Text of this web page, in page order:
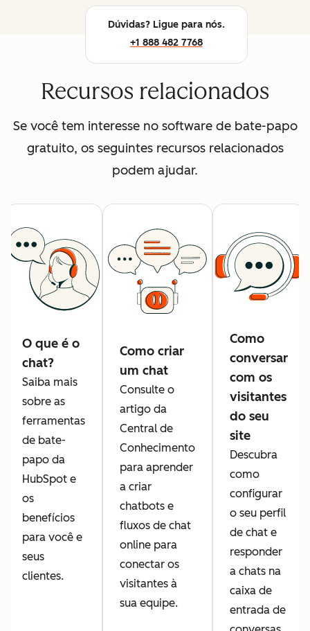
Dúvidas? Ligue para nós.
+1 888 482 7768
Recursos relacionados
Se você tem interesse no software de bate-papo
gratuito, os seguintes recursos relacionados
podem ajudar.
O que é o
chat?
Saiba mais
sobre as
ferramentas
de bate-
papo da
HubSpot e
os
benefícios
para você e
seus
clientes.
Como criar
um chat
Consulte o
artigo da
Central de
Conhecimento
para aprender
a criar
chatbots e
fluxos de chat
online para
conectar os
visitantes à
sua equipe.
Como
conversar
com os
visitantes
do seu
site
Descubra
como
configurar
o seu perfil
de chat e
responder
a chats na
caixa de
entrada de